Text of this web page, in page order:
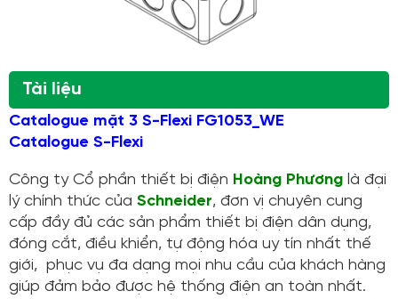
Tài liệu
Catalogue mặt 3 S-Flexi FG1053_WE
Catalogue S-Flexi
Công ty Cổ phần thiết bị điện Hoàng Phương là đại
lý chính thức của Schneider, đơn vị chuyên cung
cấp đầy đủ các sản phẩm thiết bị điện dân dụng,
đóng cắt, điều khiển, tự động hóa uy tín nhất thế
giới, phục vụ đa dạng mọi nhu cầu của khách hàng
giúp đảm bảo được hệ thống điện an toàn nhất.